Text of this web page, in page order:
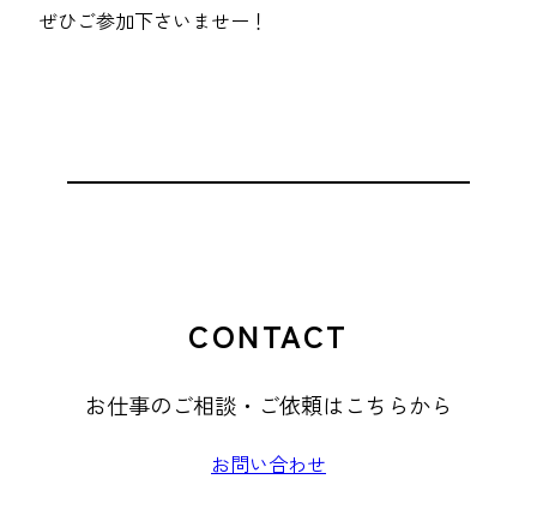
ぜひご参加下さいませー！
CONTACT
お仕事のご相談・ご依頼はこちらから
お問い合わせ